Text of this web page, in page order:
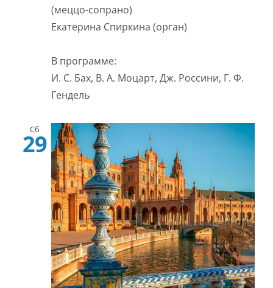
(меццо-сопрано)
Екатерина Спиркина (орган)
В программе:
И. С. Бах, В. А. Моцарт, Дж. Россини, Г. Ф.
Гендель
Сб
29